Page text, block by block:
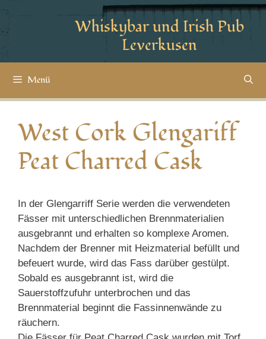
Whiskybar und Irish Pub
Leverkusen
Menü
West Cork Glengariff
Peat Charred Cask
In der Glengarriff Serie werden die verwendeten
Fässer mit unterschiedlichen Brennmaterialien
ausgebrannt und erhalten so komplexe Aromen.
Nachdem der Brenner mit Heizmaterial befüllt und
befeuert wurde, wird das Fass darüber gestülpt.
Sobald es ausgebrannt ist, wird die
Sauerstoffzufuhr unterbrochen und das
Brennmaterial beginnt die Fassinnenwände zu
räuchern.